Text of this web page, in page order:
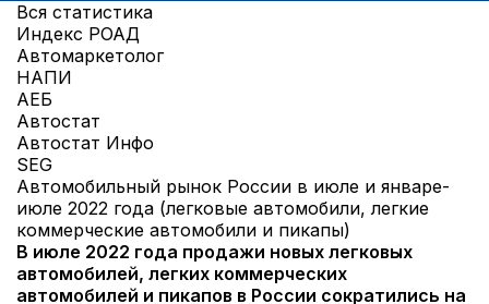
Вся статистика
Индекс РОАД
Автомаркетолог
НАПИ
АЕБ
Автостат
Автостат Инфо
SEG
Автомобильный рынок России в июле и январе-
июле 2022 года (легковые автомобили, легкие
коммерческие автомобили и пикапы)
В июле 2022 года продажи новых легковых
автомобилей, легких коммерческих
автомобилей и пикапов в России сократились на